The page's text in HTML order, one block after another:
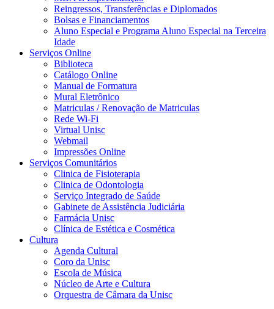
Reingressos, Transferências e Diplomados
Bolsas e Financiamentos
Aluno Especial e Programa Aluno Especial na Terceira
Idade
Serviços Online
Biblioteca
Catálogo Online
Manual de Formatura
Mural Eletrônico
Matriculas / Renovação de Matriculas
Rede Wi-Fi
Virtual Unisc
Webmail
Impressões Online
Serviços Comunitários
Clinica de Fisioterapia
Clinica de Odontologia
Serviço Integrado de Saúde
Gabinete de Assistência Judiciária
Farmácia Unisc
Clínica de Estética e Cosmética
Cultura
Agenda Cultural
Coro da Unisc
Escola de Música
Núcleo de Arte e Cultura
Orquestra de Câmara da Unisc